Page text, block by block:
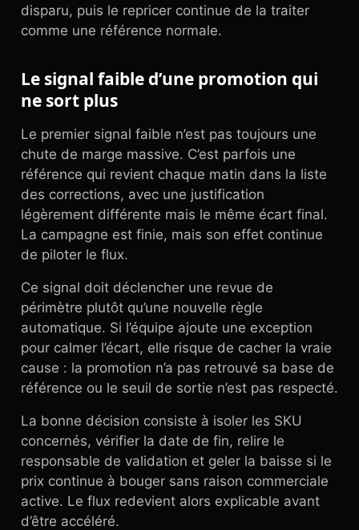
disparu, puis le repricer continue de la traiter
comme une référence normale.
Le signal faible d’une promotion qui
ne sort plus
Le premier signal faible n’est pas toujours une
chute de marge massive. C’est parfois une
référence qui revient chaque matin dans la liste
des corrections, avec une justification
légèrement différente mais le même écart final.
La campagne est finie, mais son effet continue
de piloter le flux.
Ce signal doit déclencher une revue de
périmètre plutôt qu’une nouvelle règle
automatique. Si l’équipe ajoute une exception
pour calmer l’écart, elle risque de cacher la vraie
cause : la promotion n’a pas retrouvé sa base de
référence ou le seuil de sortie n’est pas respecté.
La bonne décision consiste à isoler les SKU
concernés, vérifier la date de fin, relire le
responsable de validation et geler la baisse si le
prix continue à bouger sans raison commerciale
active. Le flux redevient alors explicable avant
d’être accéléré.